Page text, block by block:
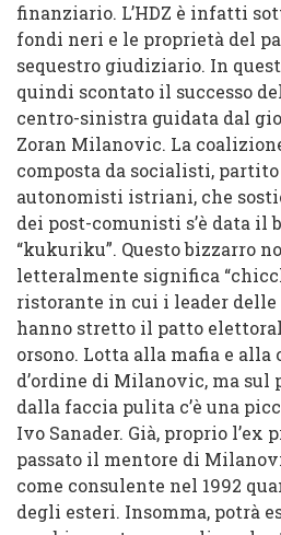
finanziario. L’HDZ è infatti
fondi neri e le proprietà del
sequestro giudiziario. In
quindi scontato il successo
centro-sinistra guidata dal
Zoran Milanovic. La
composta da socialisti,
autonomisti istriani, che
dei post-comunisti s’è data il
“kukuriku”. Questo bizzarro
letteralmente significa
ristorante in cui i leader
hanno stretto il patto
orsono. Lotta alla mafia e alla
d’ordine di Milanovic, ma sul
dalla faccia pulita c’è una
Ivo Sanader. Già, proprio l’ex
passato il mentore di
come consulente nel 1992
degli esteri. Insomma, potrà